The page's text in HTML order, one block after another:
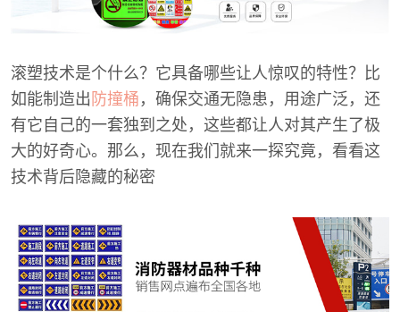
滚塑技术是个什么？它具备哪些让人惊叹的特性？比
如能制造出 防撞桶 ，确保交通无隐患，用途广泛，还
有它自己的一套独到之处，这些都让人对其产生了极
大的好奇心。那么，现在我们就来一探究竟，看看这
技术背后隐藏的秘密